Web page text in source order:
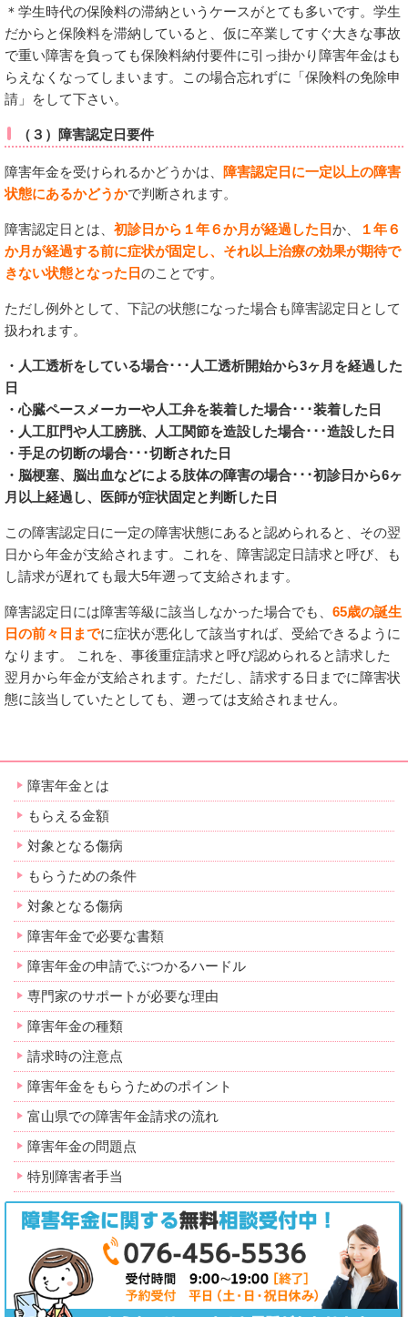
＊学生時代の保険料の滞納というケースがとても多いです。学生
だからと保険料を滞納していると、仮に卒業してすぐ大きな事故
で重い障害を負っても保険料納付要件に引っ掛かり障害年金はも
らえなくなってしまいます。この場合忘れずに「保険料の免除申
請」をして下さい。
（３）障害認定日要件
障害年金を受けられるかどうかは、
障害認定日に一定以上の障害
状態にあるかどうかで判断されます。
障害認定日とは、 初診日から１年６か月が経過した日か、
１年６
か月が経過する前に症状が固定し、それ以上治療の効果が期待で
きない状態となった日のことです。
ただし例外として、下記の状態になった場合も障害認定日として
扱われます。
・人工透析をしている場合･･･人工透析開始から3ヶ月を経過した
日
・心臓ペースメーカーや人工弁を装着した場合･･･装着した日
・人工肛門や人工膀胱、人工関節を造設した場合･･･造設した日
・手足の切断の場合･･･切断された日
・脳梗塞、脳出血などによる肢体の障害の場合･･･初診日から6ヶ
月以上経過し、医師が症状固定と判断した日
この障害認定日に一定の障害状態にあると認められると、その翌
日から年金が支給されます。これを、障害認定日請求と呼び、も
し請求が遅れても最大5年遡って支給されます。
障害認定日には障害等級に該当しなかった場合でも、 65歳の誕生
日の前々日までに症状が悪化して該当すれば、受給できるように
なります。 これを、事後重症請求と呼び認められると請求した
翌月から年金が支給されます。ただし、請求する日までに障害状
態に該当していたとしても、遡っては支給されません。
障害年金とは
もらえる金額
対象となる傷病
もらうための条件
対象となる傷病
障害年金で必要な書類
障害年金の申請でぶつかるハードル
専門家のサポートが必要な理由
障害年金の種類
請求時の注意点
障害年金をもらうためのポイント
富山県での障害年金請求の流れ
障害年金の問題点
特別障害者手当